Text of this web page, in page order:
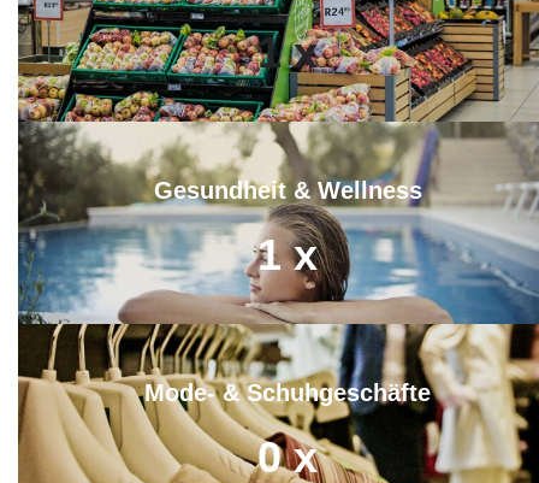
1 x
Gesundheit & Wellness
1 x
Mode- & Schuhgeschäfte
0 x